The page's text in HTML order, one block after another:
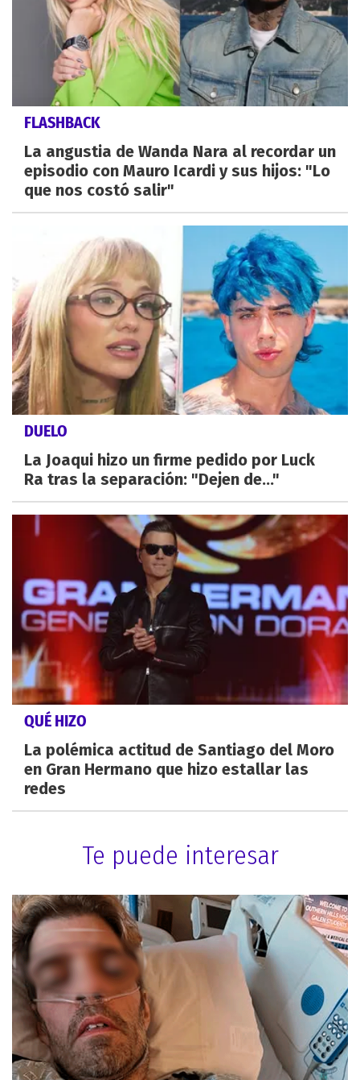
FLASHBACK
La angustia de Wanda Nara al recordar un
episodio con Mauro Icardi y sus hijos: "Lo
que nos costó salir"
DUELO
La Joaqui hizo un firme pedido por Luck
Ra tras la separación: "Dejen de..."
QUÉ HIZO
La polémica actitud de Santiago del Moro
en Gran Hermano que hizo estallar las
redes
Te puede interesar